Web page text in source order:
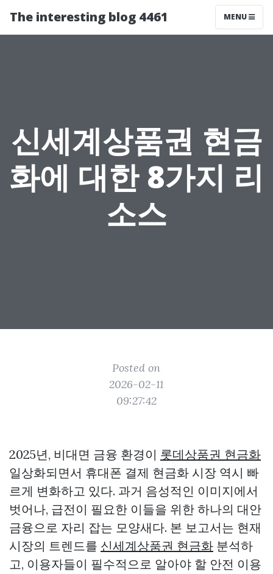
The interesting blog 4461 MENU
신세계상품권 현금
화에 대한 8가지 리
소스
Posted on
2026-02-11
09:27:42
2025년, 비대면 금융 환경이 롯데상품권 현금화
일상화되면서 휴대폰 결제 현금화 시장 역시 빠
르게 변화하고 있다. 과거 음성적인 이미지에서
벗어나, 급전이 필요한 이들을 위한 하나의 대안
금융으로 자리 잡는 모양새다. 본 보고서는 현재
시장의 트렌드를 신세계상품권 현금화 분석하
고, 이용자들이 필수적으로 알아야 할 안전 이용